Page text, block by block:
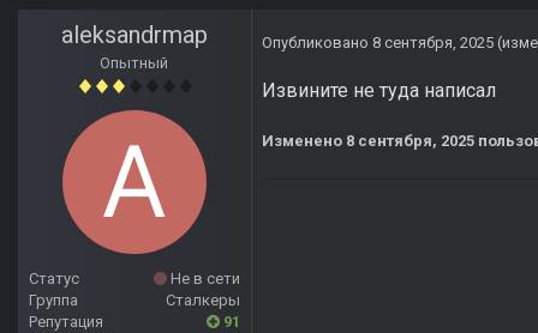
aleksandrmap
Опытный
Статус
Не в сети
Группа
Сталкеры
Репутация
91
Опубликовано 8 сентября, 2025
Извините не туда написал
Изменено 8 сентября, 2025